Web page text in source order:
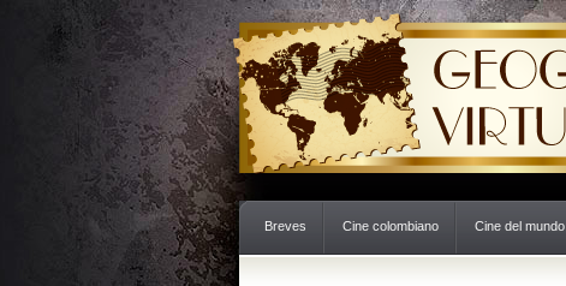
Breves Cine colombiano Cine del mundo